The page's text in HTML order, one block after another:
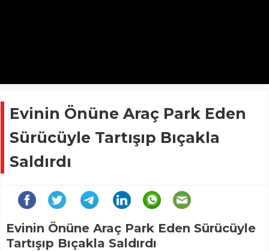
Evinin Önüne Araç Park Eden
Sürücüyle Tartışıp Bıçakla
Saldırdı
Evinin Önüne Araç Park Eden Sürücüyle
Tartışıp Bıçakla Saldırdı